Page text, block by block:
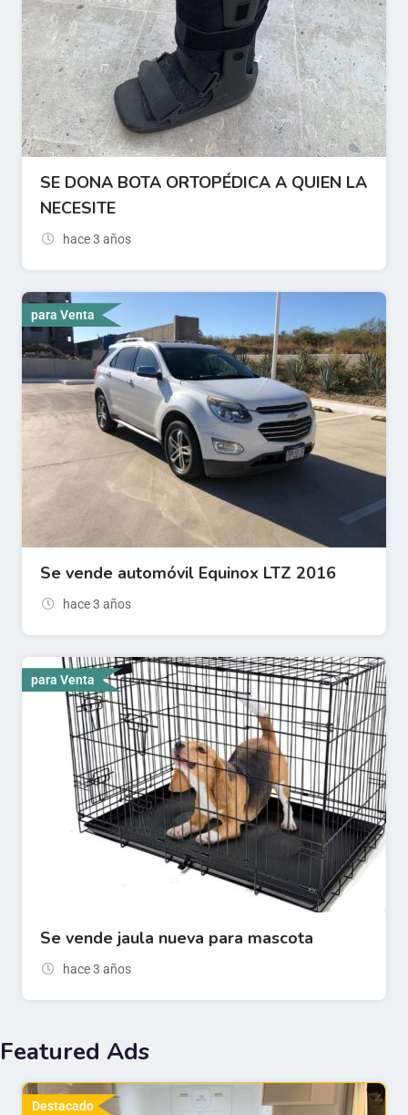
SE DONA BOTA ORTOPÉDICA A QUIEN LA
NECESITE
hace 3 años
para Venta
Se vende automóvil Equinox LTZ 2016
hace 3 años
para Venta
Se vende jaula nueva para mascota
hace 3 años
Featured Ads
Destacado